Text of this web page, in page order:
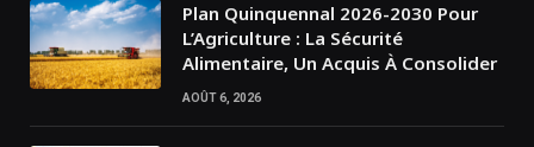
Plan Quinquennal 2026-2030 Pour
L’Agriculture : La Sécurité
Alimentaire, Un Acquis À Consolider
AOÛT 6, 2026